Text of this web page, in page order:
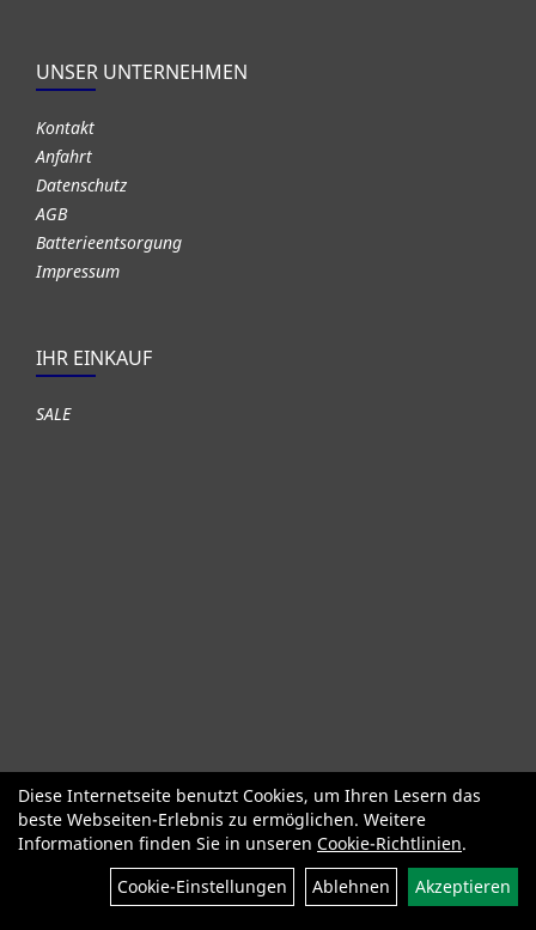
UNSER UNTERNEHMEN
Kontakt
Anfahrt
Datenschutz
AGB
Batterieentsorgung
Impressum
IHR EINKAUF
SALE
Fahrräder Gute gebrauchte Fahrräder
Roller + Laufräder
Fahrradzubehör
Fahrradteile
Bekleidung Helme Schuhe
SALE
Neuheiten
Diese Internetseite benutzt Cookies, um Ihren Lesern das
beste Webseiten-Erlebnis zu ermöglichen. Weitere
Informationen finden Sie in unseren Cookie-Richtlinien.
Cookie-Einstellungen
Ablehnen Akzeptieren